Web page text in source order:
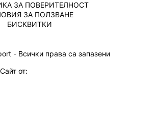
- Всички права са запазени
ЗА ПОВЕРИТЕЛНОСТ
ЗА ПОЛЗВАНЕ
БИСКВИТКИ
Сайт от: